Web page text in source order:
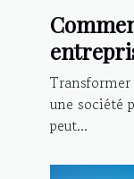
une société
peut...